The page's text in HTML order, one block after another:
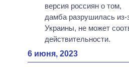
версия россиян о том,
дамба разрушилась из-
Украины, не может
действительности.
6 июня, 2023